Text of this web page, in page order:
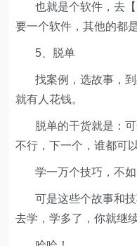
也就是个软件，去【
要一个软件，其他的都
5、脱单
找案例，选故事，到
就有人花钱。
脱单的干货就是：可
不行，下一个，谁都可
学一万个技巧，不如
可是这些个故事和技
去学，学多了，你就继